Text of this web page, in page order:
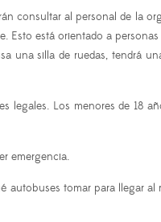
consultar al personal de la
Esto está orientado a
una silla de ruedas, tendrá
Los menores de 18
emergencia.
autobuses tomar para llegar al